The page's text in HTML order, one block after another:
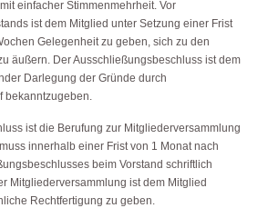
einfacher Stimmenmehrheit. Vor
ist dem Mitglied unter Setzung einer Frist
Gelegenheit zu geben, sich zu den
äußern. Der Ausschließungsbeschluss ist dem
Darlegung der Gründe durch
ist die Berufung zur Mitgliederversammlung
innerhalb einer Frist von 1 Monat nach
beim Vorstand schriftlich
Mitgliederversammlung ist dem Mitglied
Rechtfertigung zu geben.